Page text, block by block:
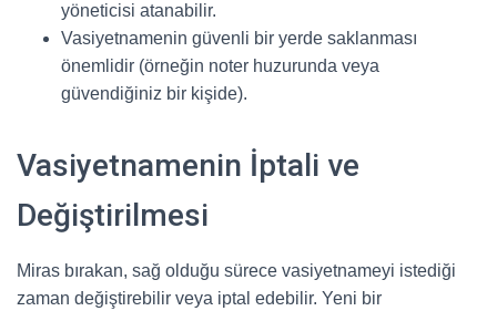
yöneticisi atanabilir.
Vasiyetnamenin güvenli bir yerde saklanması
önemlidir (örneğin noter huzurunda veya
güvendiğiniz bir kişide).
Vasiyetnamenin İptali ve
Değiştirilmesi
Miras bırakan, sağ olduğu sürece vasiyetnameyi istediği
zaman değiştirebilir veya iptal edebilir. Yeni bir